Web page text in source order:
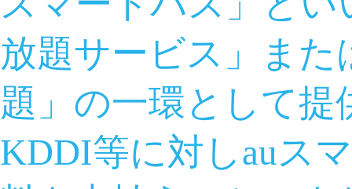
放題サービス」また
題」の一環として
KDDI等に対しauス